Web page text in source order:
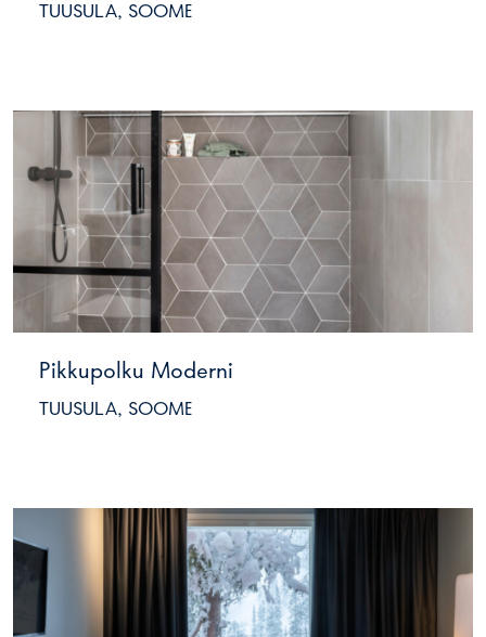
TUUSULA, SOOME
Pikkupolku Moderni
TUUSULA, SOOME